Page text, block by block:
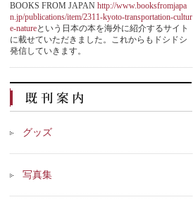
BOOKS FROM JAPAN http://www.booksfromjapa
n.jp/publications/item/2311-kyoto-transportation-cultur
e-natureという日本の本を海外に紹介するサイト
に載せていただきました。これからもドシドシ
発信していきます。
グッズ
写真集